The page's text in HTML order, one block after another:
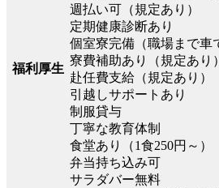
福利厚生
週払い可（規定あり）
定期健康診断あり
個室寮完備（職場まで車
寮費補助あり（規定あり）
赴任費支給（規定あり）
引越しサポートあり
制服貸与
丁寧な教育体制
食堂あり（1食250円～）
弁当持ち込み可
サラダバー無料